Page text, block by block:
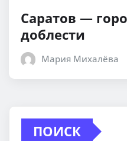
Саратов —
доблести
Мария Михалёва
ПОИСК